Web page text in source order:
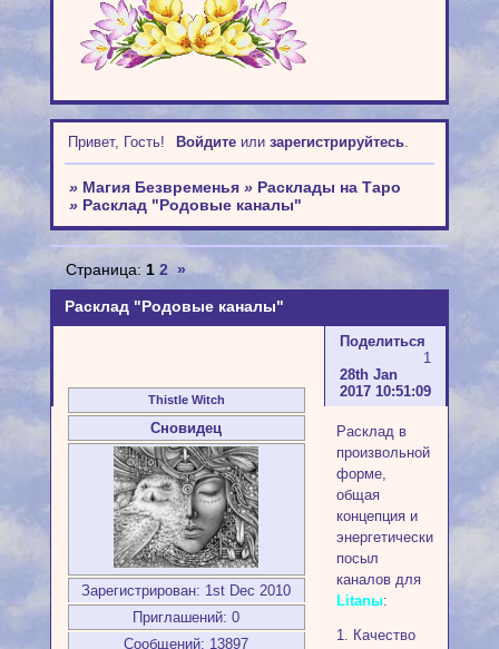
Привет, Гость! Войдитеили зарегистрируйтесь.
» Магия Безвременья » Расклады на Таро
» Расклад "Родовые каналы"
Расклад "Родовые каналы"
Страница: 1 2 »
Поделиться
1
28th Jan
2017 10:51:09
Thistle Witch
Сновидец
Зарегистрирован: 1st Dec 2010
Приглашений: 0
Сообщений: 13897
Расклад в
произвольной
форме,
общая
концепция и
энергетический
посыл
каналов для
Litanы:
1. Качество